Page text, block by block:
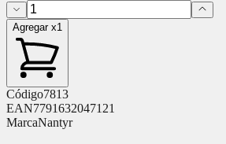
Agregar x1
Código7813
EAN7791632047121
MarcaNantyr